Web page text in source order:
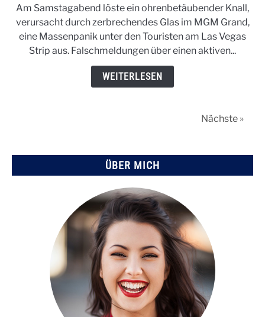
in
Las
Vegas:
Kein
Shooting,
Am Samstagabend löste ein ohrenbetäubender Knall,
verursacht durch zerbrechendes Glas im MGM Grand,
eine Massenpanik unter den Touristen am Las Vegas
Strip aus. Falschmeldungen über einen aktiven...
WEITERLESEN
Nächste »
ÜBER MICH